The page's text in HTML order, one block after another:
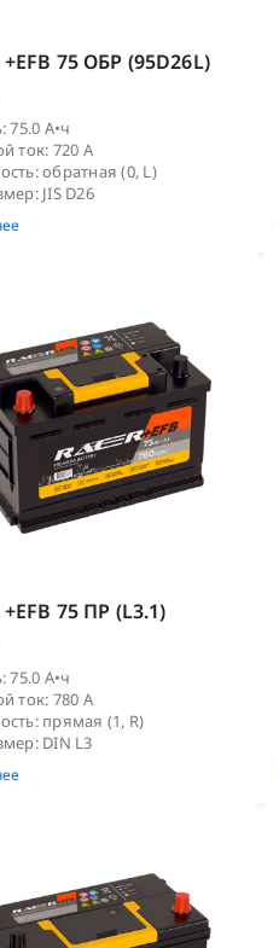
+EFB 75 ОБР (95D26L)
75.0 А•ч
ток: 720 А
обратная (0, L)
JIS D26
+EFB 75 ПР (L3.1)
75.0 А•ч
ток: 780 А
прямая (1, R)
DIN L3